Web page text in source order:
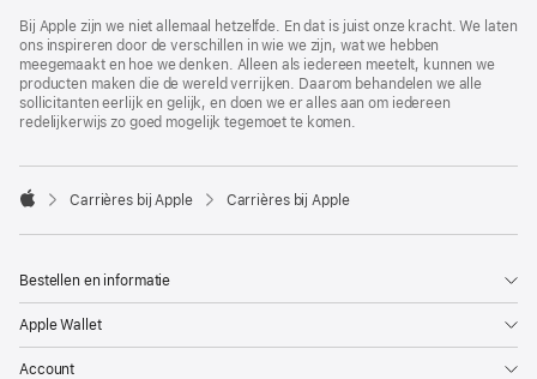
Footer
Bij Apple zijn we niet allemaal hetzelfde. En dat is juist onze kracht. We laten
ons inspireren door de verschillen in wie we zijn, wat we hebben
meegemaakt en hoe we denken. Alleen als iedereen meetelt, kunnen we
producten maken die de wereld verrijken. Daarom behandelen we alle
sollicitanten eerlijk en gelijk, en doen we er alles aan om iedereen
redelijkerwijs zo goed mogelijk tegemoet te komen.

Carrières bij Apple Carrières bij Apple
Bestellen en informatie
Apple Wallet
Account